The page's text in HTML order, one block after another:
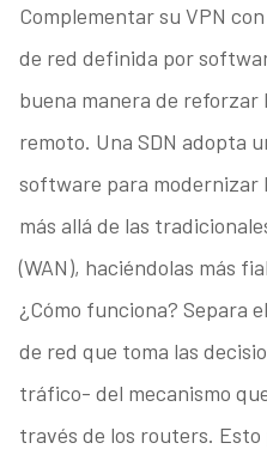
Complementar su VPN
de red definida por
buena manera de
remoto. Una SDN adopta
software para modernizar
más allá de las
(WAN), haciéndolas más
¿Cómo funciona? Separa
de red que toma las
tráfico- del mecanismo
través de los routers.